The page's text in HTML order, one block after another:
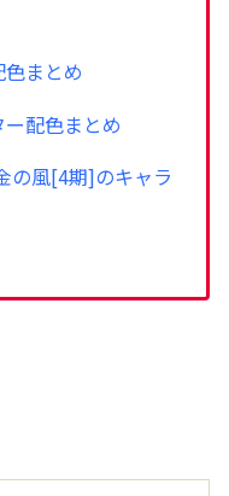
まとめ
配色まとめ
の風[4期]のキャラ